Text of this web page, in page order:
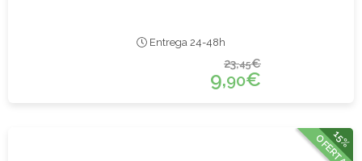
Entrega 24-48h
23,45€
9,90€
15%
OFERTA